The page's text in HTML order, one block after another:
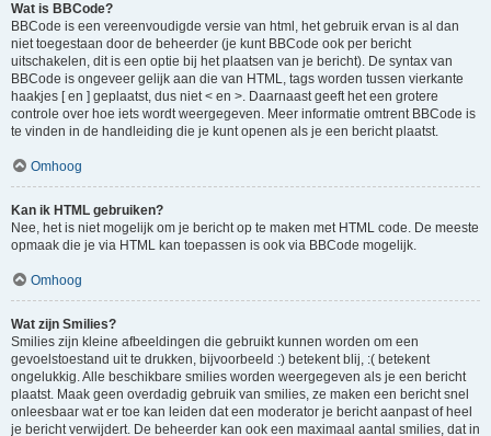
Wat is BBCode?
BBCode is een vereenvoudigde versie van html, het gebruik ervan is al dan
niet toegestaan door de beheerder (je kunt BBCode ook per bericht
uitschakelen, dit is een optie bij het plaatsen van je bericht). De syntax van
BBCode is ongeveer gelijk aan die van HTML, tags worden tussen vierkante
haakjes [ en ] geplaatst, dus niet < en >. Daarnaast geeft het een grotere
controle over hoe iets wordt weergegeven. Meer informatie omtrent BBCode is
te vinden in de handleiding die je kunt openen als je een bericht plaatst.
Omhoog
Kan ik HTML gebruiken?
Nee, het is niet mogelijk om je bericht op te maken met HTML code. De meeste
opmaak die je via HTML kan toepassen is ook via BBCode mogelijk.
Omhoog
Wat zijn Smilies?
Smilies zijn kleine afbeeldingen die gebruikt kunnen worden om een
gevoelstoestand uit te drukken, bijvoorbeeld :) betekent blij, :( betekent
ongelukkig. Alle beschikbare smilies worden weergegeven als je een bericht
plaatst. Maak geen overdadig gebruik van smilies, ze maken een bericht snel
onleesbaar wat er toe kan leiden dat een moderator je bericht aanpast of heel
je bericht verwijdert. De beheerder kan ook een maximaal aantal smilies, dat in